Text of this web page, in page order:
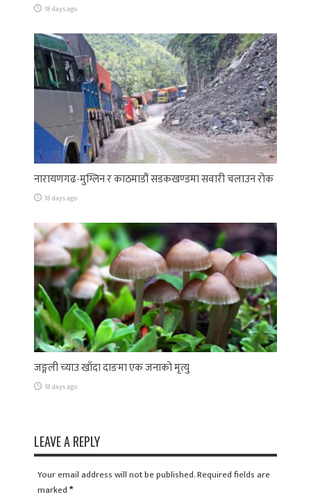
18 days ago
नारायणगढ-मुग्लिन र काठमाडौं सडकखण्डमा सवारी चलाउन रोक
18 days ago
जङ्गली च्याउ खाँदा दाङमा एक जनाको मृत्यु
18 days ago
LEAVE A REPLY
Your email address will not be published. Required fields are
marked*